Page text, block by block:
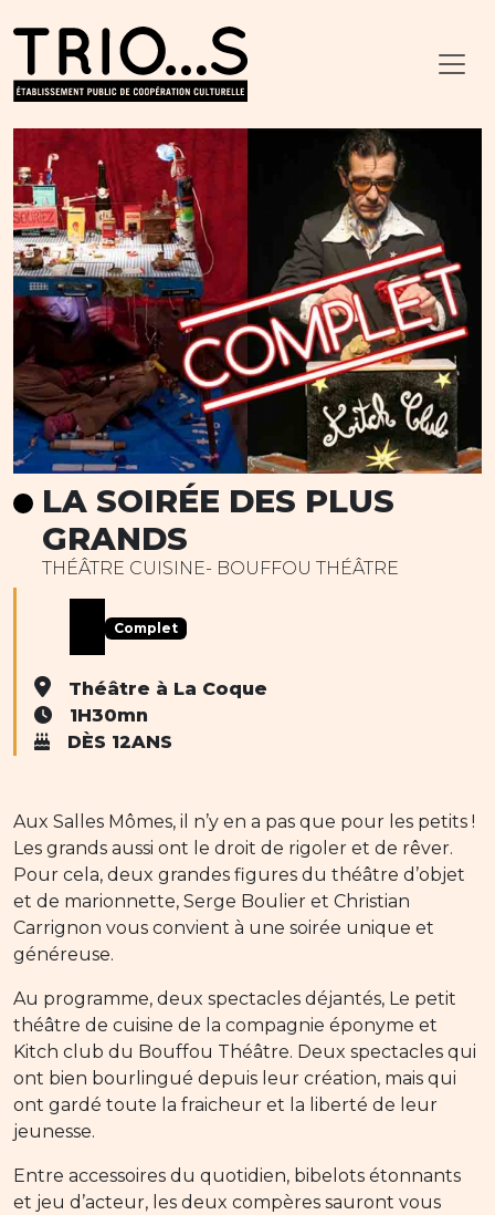
LA SOIRÉE DES PLUS
GRANDS
THÉÂTRE CUISINE- BOUFFOU THÉÂTRE
Complet
Théâtre à La Coque
1H30mn
DÈS 12ANS
Aux Salles Mômes, il n’y en a pas que pour les petits !
Les grands aussi ont le droit de rigoler et de rêver.
Pour cela, deux grandes figures du théâtre d’objet
et de marionnette, Serge Boulier et Christian
Carrignon vous convient à une soirée unique et
généreuse.
Au programme, deux spectacles déjantés, Le petit
théâtre de cuisine de la compagnie éponyme et
Kitch club du Bouffou Théâtre. Deux spectacles qui
ont bien bourlingué depuis leur création, mais qui
ont gardé toute la fraicheur et la liberté de leur
jeunesse.
Entre accessoires du quotidien, bibelots étonnants
et jeu d’acteur, les deux compères sauront vous